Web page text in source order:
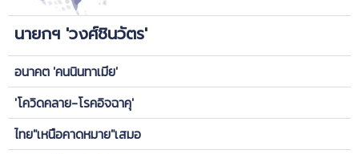
นายกฯ 'วงศ์ชินวัตร'
อนาคต 'คนนินทาเมีย'
'โควิดคลาย-โรคอิจฉาคุ'
ไทย"เหนือคาดหมาย"เสมอ